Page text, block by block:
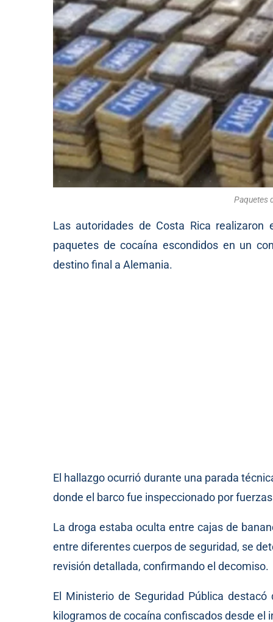
Paquetes
Las autoridades de Costa Rica
paquetes de cocaína escondidos en un
destino final a Alemania.
El hallazgo ocurrió durante una parada
donde el barco fue inspeccionado por
La droga estaba oculta entre cajas de
entre diferentes cuerpos de seguridad, se
revisión detallada, confirmando el decomiso.
El Ministerio de Seguridad Pública
kilogramos de cocaína confiscados desde el